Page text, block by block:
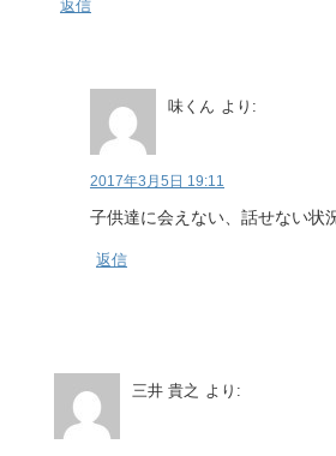
返信
味くん より:
2017年3月5日 19:11
子供達に会えない、話せない状
返信
三井 貴之 より: